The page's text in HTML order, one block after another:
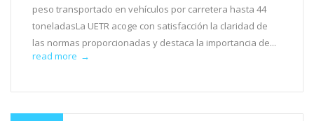
peso transportado en vehículos por carretera hasta 44
toneladasLa UETR acoge con satisfacción la claridad de
las normas proporcionadas y destaca la importancia de...
read more →